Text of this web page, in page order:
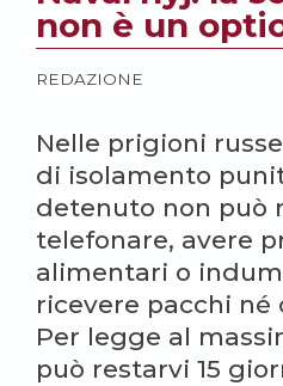
non è un
REDAZIONE
Nelle prigioni
di isolamento
detenuto non può
telefonare, avere
alimentari o
ricevere pacchi né
Per legge al
può restarvi 15